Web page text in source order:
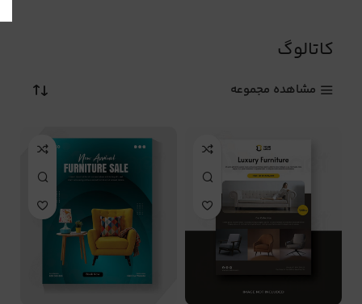
کاتالوگ
مشاهده مجموعه